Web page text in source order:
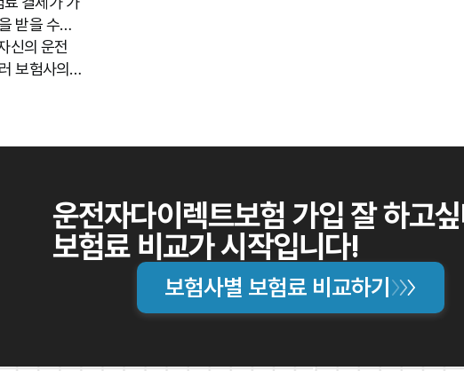
받을 수도
신의 운전
보험사의
운전자다이렉트보험 가입 잘 하고
보험료 비교가 시작입니다!
보험사별 보험료 비교하기